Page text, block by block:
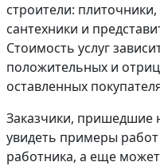
строители:
сантехники и
Стоимость услуг
положительных и
оставленных
Заказчики, пришедшие
увидеть примеры
работника, а еще может